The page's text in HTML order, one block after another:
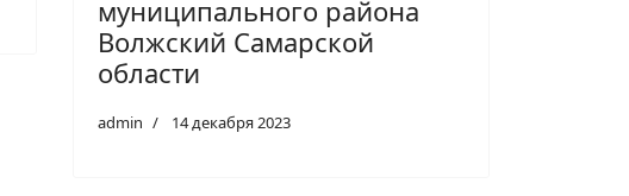
муниципального района
Волжский Самарской
области
admin 14 декабря 2023